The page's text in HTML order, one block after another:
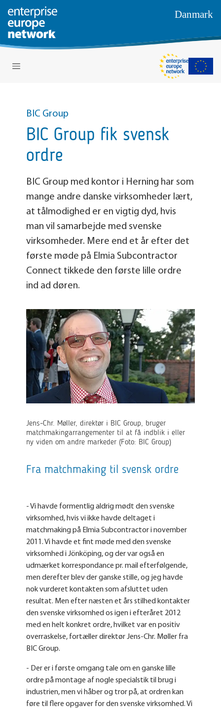
Danmark
BIC Group
BIC Group fik svensk
ordre
BIC Group med kontor i Herning har som
mange andre danske virksomheder lært,
at tålmodighed er en vigtig dyd, hvis
man vil samarbejde med svenske
virksomheder. Mere end et år efter det
første møde på Elmia Subcontractor
Connect tikkede den første lille ordre
ind ad døren.
Jens-Chr. Møller, direktør i BIC Group, bruger
matchmakingarrangementer til at få indblik i eller
ny viden om andre markeder (Foto: BIC Group)
Fra matchmaking til svensk ordre
- Vi havde formentlig aldrig mødt den svenske
virksomhed, hvis vi ikke havde deltaget i
matchmaking på Elmia Subcontractor i november
2011. Vi havde et fint møde med den svenske
virksomhed i Jönköping, og der var også en
udmærket korrespondance pr. mail efterfølgende,
men derefter blev der ganske stille, og jeg havde
nok vurderet kontakten som afsluttet uden
resultat. Men efter næsten et års stilhed kontakter
den svenske virksomhed os igen i efteråret 2012
med en helt konkret ordre, hvilket var en positiv
overraskelse, fortæller direktør Jens-Chr. Møller fra
BIC Group.
- Der er i første omgang tale om en ganske lille
ordre på montage af nogle specialstik til brug i
industrien, men vi håber og tror på, at ordren kan
føre til flere opgaver for den svenske virksomhed. Vi